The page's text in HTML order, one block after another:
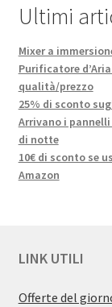
Ultimi
Mixer a
Purificatore
qualità/prezzo
25% di sconto
Arrivano i
di notte
10€ di sconto se
Amazon
LINK UTILI
Offerte del